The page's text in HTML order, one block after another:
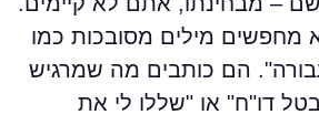
מילים מסובכות כמו
הם כותבים מה שמרגיש
דו"ח" או "שללו לי את